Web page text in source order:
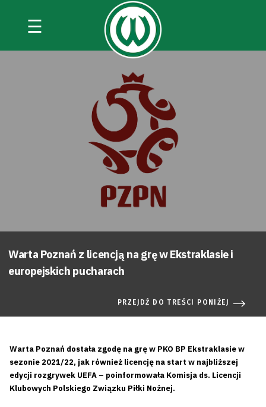
☰
Warta Poznań z licencją na grę w Ekstraklasie i
europejskich pucharach
PRZEJDŹ DO TREŚCI PONIŻEJ
Warta Poznań dostała zgodę na grę w PKO BP Ekstraklasie w
sezonie 2021/22, jak również licencję na start w najbliższej
edycji rozgrywek UEFA – poinformowała Komisja ds. Licencji
Klubowych Polskiego Związku Piłki Nożnej.